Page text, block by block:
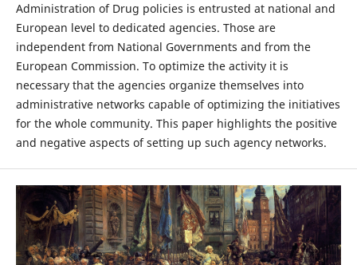
Administration of Drug policies is entrusted at national and
European level to dedicated agencies. Those are
independent from National Governments and from the
European Commission. To optimize the activity it is
necessary that the agencies organize themselves into
administrative networks capable of optimizing the initiatives
for the whole community. This paper highlights the positive
and negative aspects of setting up such agency networks.